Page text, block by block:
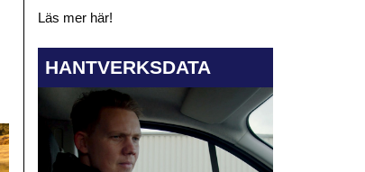
Läs mer här!
HANTVERKSDATA